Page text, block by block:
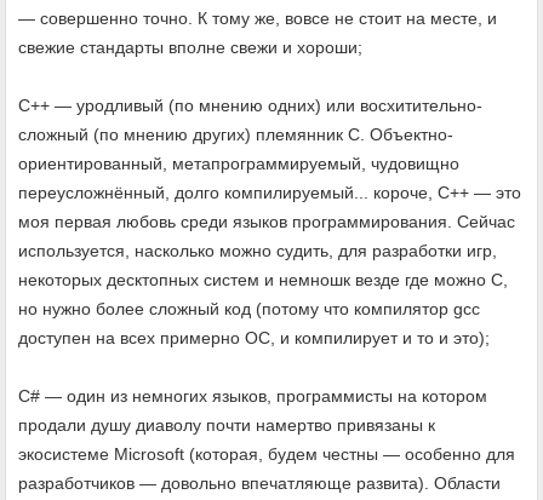
— совершенно точно. К тому же, вовсе не стоит на месте, и
свежие стандарты вполне свежи и хороши;
C++ — уродливый (по мнению одних) или восхитительно-
сложный (по мнению других) племянник C. Объектно-
ориентированный, метапрограммируемый, чудовищно
переусложнённый, долго компилируемый... короче, C++ — это
моя первая любовь среди языков программирования. Сейчас
используется, насколько можно судить, для разработки игр,
некоторых десктопных систем и немношк везде где можно C,
но нужно более сложный код (потому что компилятор gcc
доступен на всех примерно ОС, и компилирует и то и это);
C# — один из немногих языков, программисты на котором
продали душу диаволу почти намертво привязаны к
экосистеме Microsoft (которая, будем честны — особенно для
разработчиков — довольно впечатляюще развита). Области